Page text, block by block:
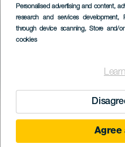
Personalised advertising and content,
research and services development,
through device scanning, Store and/
cookies
Agree
Imagen
Listado
TOTEUTUNUT